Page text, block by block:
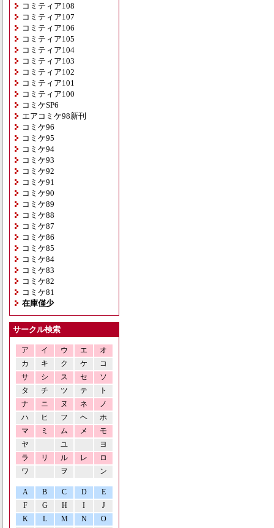
コミティア108
コミティア107
コミティア106
コミティア105
コミティア104
コミティア103
コミティア102
コミティア101
コミティア100
コミケSP6
エアコミケ98新刊
コミケ96
コミケ95
コミケ94
コミケ93
コミケ92
コミケ91
コミケ90
コミケ89
コミケ88
コミケ87
コミケ86
コミケ85
コミケ84
コミケ83
コミケ82
コミケ81
在庫僅少
サークル検索
ア イ ウ エ
オ
カ
キ ク ケ
コ
サ
シ ス セ
ソ
タ
チ ツ テ
ト
ナ
ニ ヌ ネ
ノ
ハ
ヒ フ ヘ
ホ
マ
ミ ム メ
モ
ヤ
ユ
ヨ
ラ
リ ル レ
ロ
ワ
ヲ ン
A B C D
E
F
G H I
J
K
L M N O